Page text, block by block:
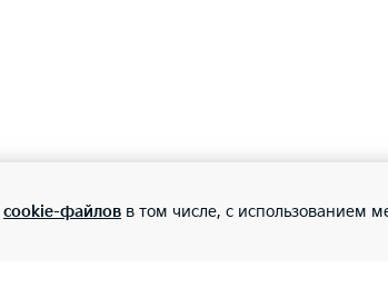
cookie-файлов в том числе, с использованием